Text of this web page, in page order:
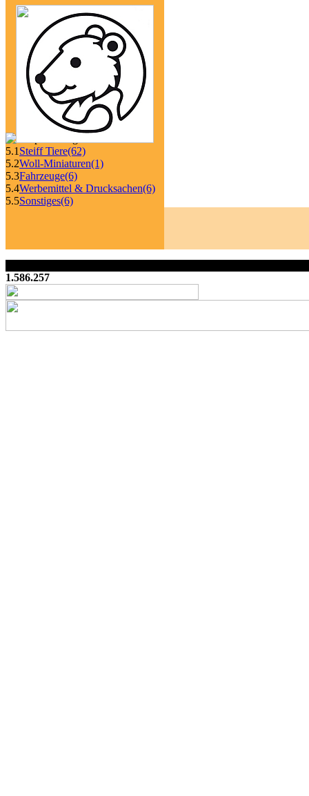
5.1 Steiff Tiere(62)
5.2Woll-Miniaturen(1)
5.3Fahrzeuge(6)
5.4Werbemittel & Drucksachen(6)
5.5Sonstiges(6)
1.586.257